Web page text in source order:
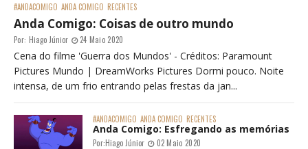
#ANDACOMIGO ANDA COMIGO RECENTES
Anda Comigo: Coisas de outro mundo
Por: Hiago Júnior 24 Maio 2020
Cena do filme 'Guerra dos Mundos' - Créditos: Paramount
Pictures Mundo | DreamWorks Pictures Dormi pouco. Noite
intensa, de um frio entrando pelas frestas da jan...
#ANDACOMIGO ANDA COMIGO RECENTES
Anda Comigo: Esfregando as memórias
Por:Hiago Júnior 02 Maio 2020